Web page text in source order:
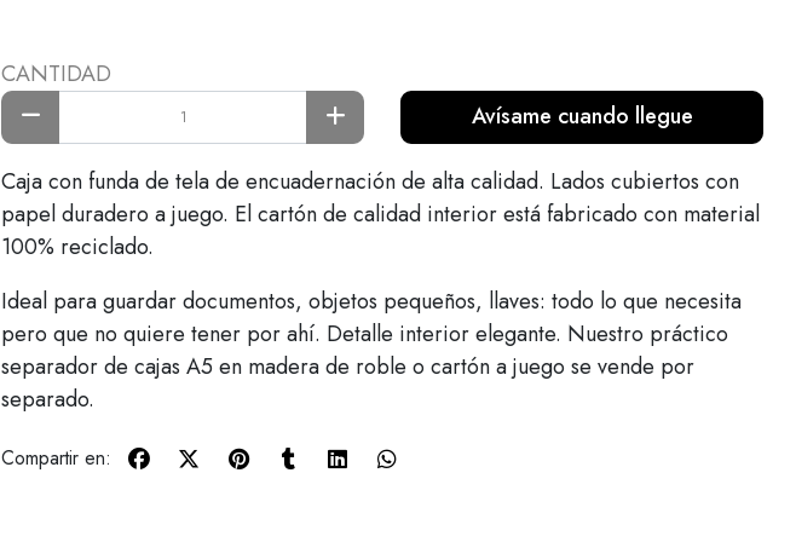
CANTIDAD
Avísame cuando llegue
Caja con funda de tela de encuadernación de alta calidad. Lados cubiertos con
papel duradero a juego. El cartón de calidad interior está fabricado con material
100% reciclado.
Ideal para guardar documentos, objetos pequeños, llaves: todo lo que necesita
pero que no quiere tener por ahí. Detalle interior elegante. Nuestro práctico
separador de cajas A5 en madera de roble o cartón a juego se vende por
separado.
Compartir en: